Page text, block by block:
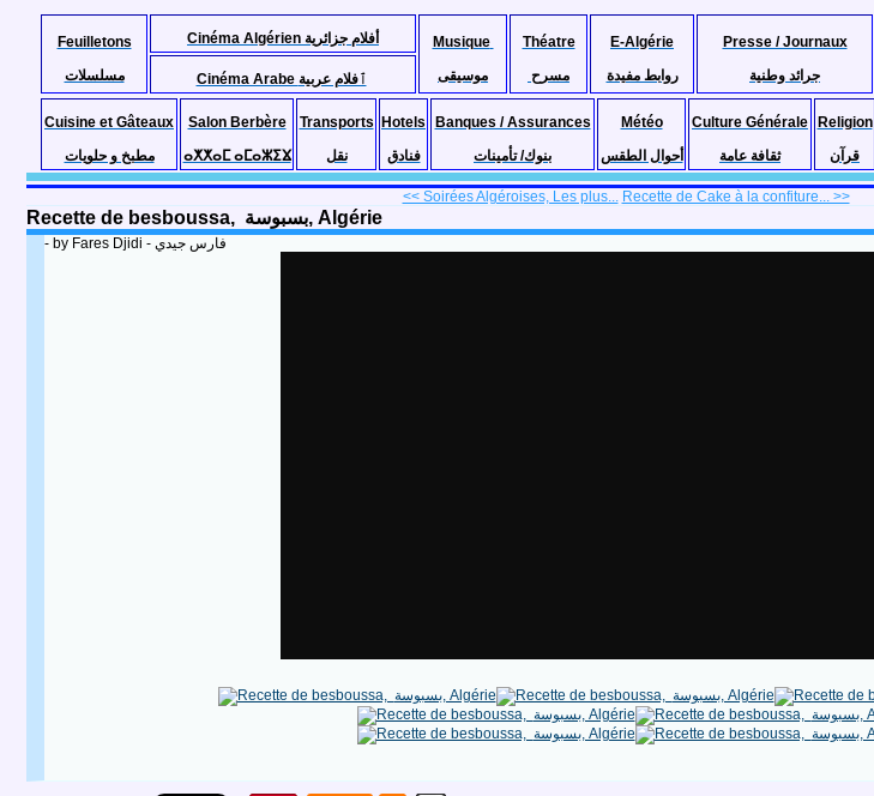
Feuilletons
مسلسلات
Cinéma Algérien أفلام جزائرية
Musique
موسيقى
Théatre
مسرح
E-Algérie
روابط مفيدة
Presse / Journaux
جرائد وطنية
Cinéma Arabe ٱفلام عربية
Cuisine et Gâteaux
مطبخ و حلويات
Salon Berbère
ⴰⵅⵅⴰⵎ ⴰⵎⴰⵣⵉⴴ
Transports
نقل
Hotels
فنادق
Banques / Assurances
بنوك/ تأمينات
Météo
أحوال الطقس
Culture Générale
ثقافة عامة
Religion
قرآن
<< Soirées Algéroises, Les plus... Recette de Cake à la confiture... >>
Recette de besboussa, بسبوسة, Algérie
- by Fares Djidi - فارس جيدي